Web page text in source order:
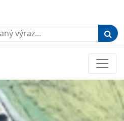
výraz...